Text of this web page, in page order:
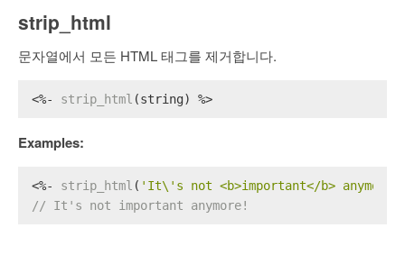
strip_html
문자열에서 모든 HTML 태그를 제거합니다.
<%- strip_html (string) %>
Examples:
<%- strip_html ( 'It\'s not <b>important</b>
// It's not important anymore!